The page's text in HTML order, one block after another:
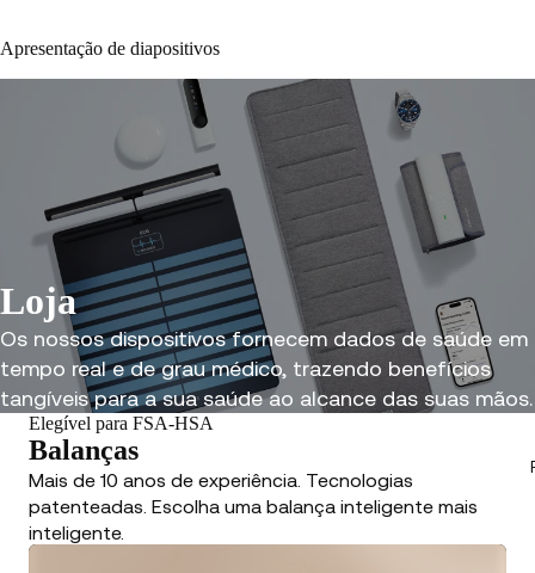
Apresentação de diapositivos
Loja
Os nossos dispositivos fornecem dados de saúde em
tempo real e de grau médico, trazendo benefícios
tangíveis para a sua saúde ao alcance das suas mãos.
Elegível para FSA-HSA
Balanças
Mais de 10 anos de experiência. Tecnologias
patenteadas. Escolha uma balança inteligente mais
inteligente.